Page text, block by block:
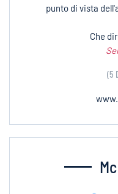
punto di vista
Che
(5